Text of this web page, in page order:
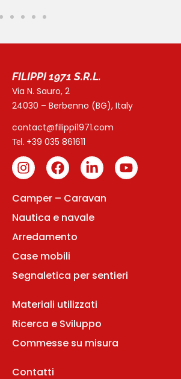
FILIPPI 1971 S.R.L.
Via N. Sauro, 2
24030 – Berbenno (BG), Italy
contact@filippi1971.com
Tel. +39 035 861611
Camper – Caravan
Nautica e navale
Arredamento
Case mobili
Segnaletica per sentieri
Materiali utilizzati
Ricerca e Sviluppo
Commesse su misura
Contatti